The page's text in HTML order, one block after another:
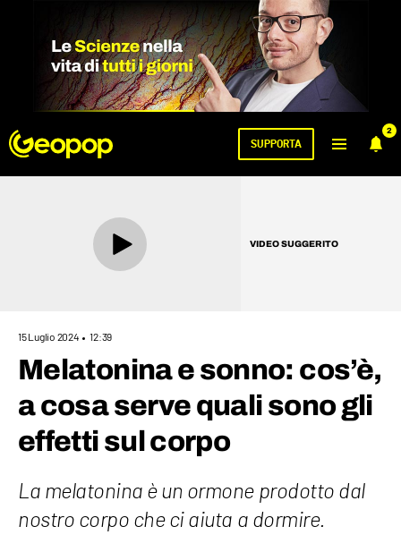
2
SUPPORTA
VIDEO SUGGERITO
15 Luglio 2024 12:39
Melatonina e sonno: cos’è,
a cosa serve quali sono gli
effetti sul corpo
La melatonina è un ormone prodotto dal
nostro corpo che ci aiuta a dormire.